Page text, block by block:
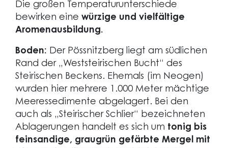
Die großen Temperaturunterschiede
bewirken eine würzige und vielfältige
Aromenausbildung.
Boden: Der Pössnitzberg liegt am südlichen
Rand der „Weststeirischen Bucht“ des
Steirischen Beckens. Ehemals (im Neogen)
wurden hier mehrere 1.000 Meter mächtige
Meeressedimente abgelagert. Bei den
auch als „Steirischer Schlier“ bezeichneten
Ablagerungen handelt es sich um tonig bis
feinsandige, graugrün gefärbte Mergel mit